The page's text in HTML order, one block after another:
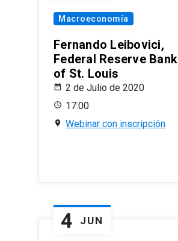
Macroeconomía
Fernando Leibovici,
Federal Reserve Bank
of St. Louis
2 de Julio de 2020
17:00
Webinar con inscripción
4 JUN